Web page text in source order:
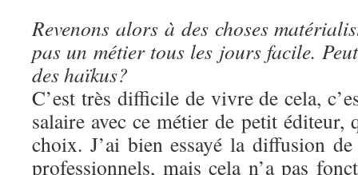
Revenons alors à des choses
pas un métier tous les jours facile.
des haïkus?
C’est très difficile de vivre de cela,
salaire avec ce métier de petit éditeur,
choix. J’ai bien essayé la diffusion
professionnels, mais cela n’a pas